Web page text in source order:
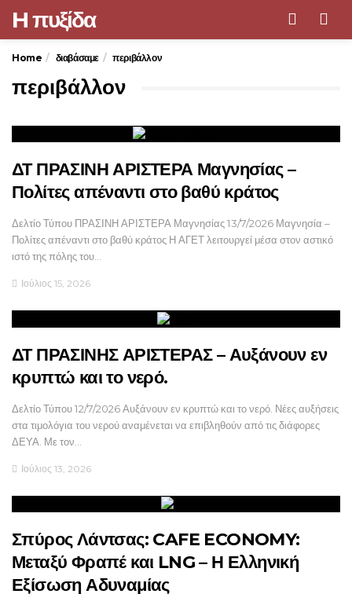
H πυξίδα
Home διαβάσαμε περιβάλλον
περιβάλλον
ΔΤ ΠΡΑΣΙΝΗ ΑΡΙΣΤΕΡΑ Μαγνησίας –
Πολίτες απέναντι στο βαθύ κράτος
Δελτίο Τύπου ΠΡΑΣΙΝΗ ΑΡΙΣΤΕΡΑ Μαγνησίας 13/7/2026 Μαγνησία –
Πολίτες απέναντι στο βαθύ κράτος Η ΑΓΕΤ λειτουργεί μέσα στον αστικό
ιστό της πόλης του…
Ιούλιος 15, 2026
ΔΤ ΠΡΑΣΙΝΗΣ ΑΡΙΣΤΕΡΑΣ – Αυξάνουν εν
κρυπτώ και το νερό.
Δελτίο Τύπου 12/7/2026 Αυξάνουν εν κρυπτώ και το νερό. Νέες αυξήσεις
στα τιμολόγια του νερού αναμένεται να επιβληθούν από τις διάφορες
ΔΕΥΑ. Με τον…
Ιούλιος 13, 2026
Σπύρος Λάντσας: CAFE ECONOMY:
Μεταξύ Φραπέ και LNG – Η Ελληνική
Εξίσωση Αδυναμίας